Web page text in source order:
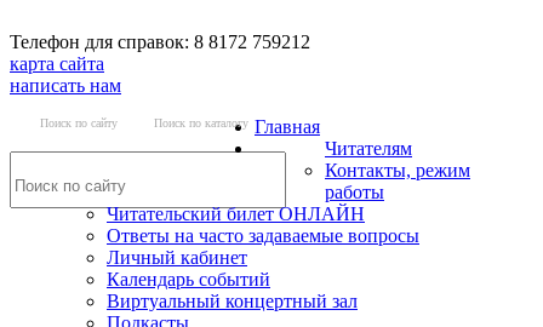
Телефон для справок: 8 8172 759212
карта сайта
написать нам
Поиск по сайту Поиск по каталогу Главная
Читателям
Контакты, режим
работы
Читательский билет ОНЛАЙН
Ответы на часто задаваемые вопросы
Личный кабинет
Календарь событий
Виртуальный концертный зал
Подкасты